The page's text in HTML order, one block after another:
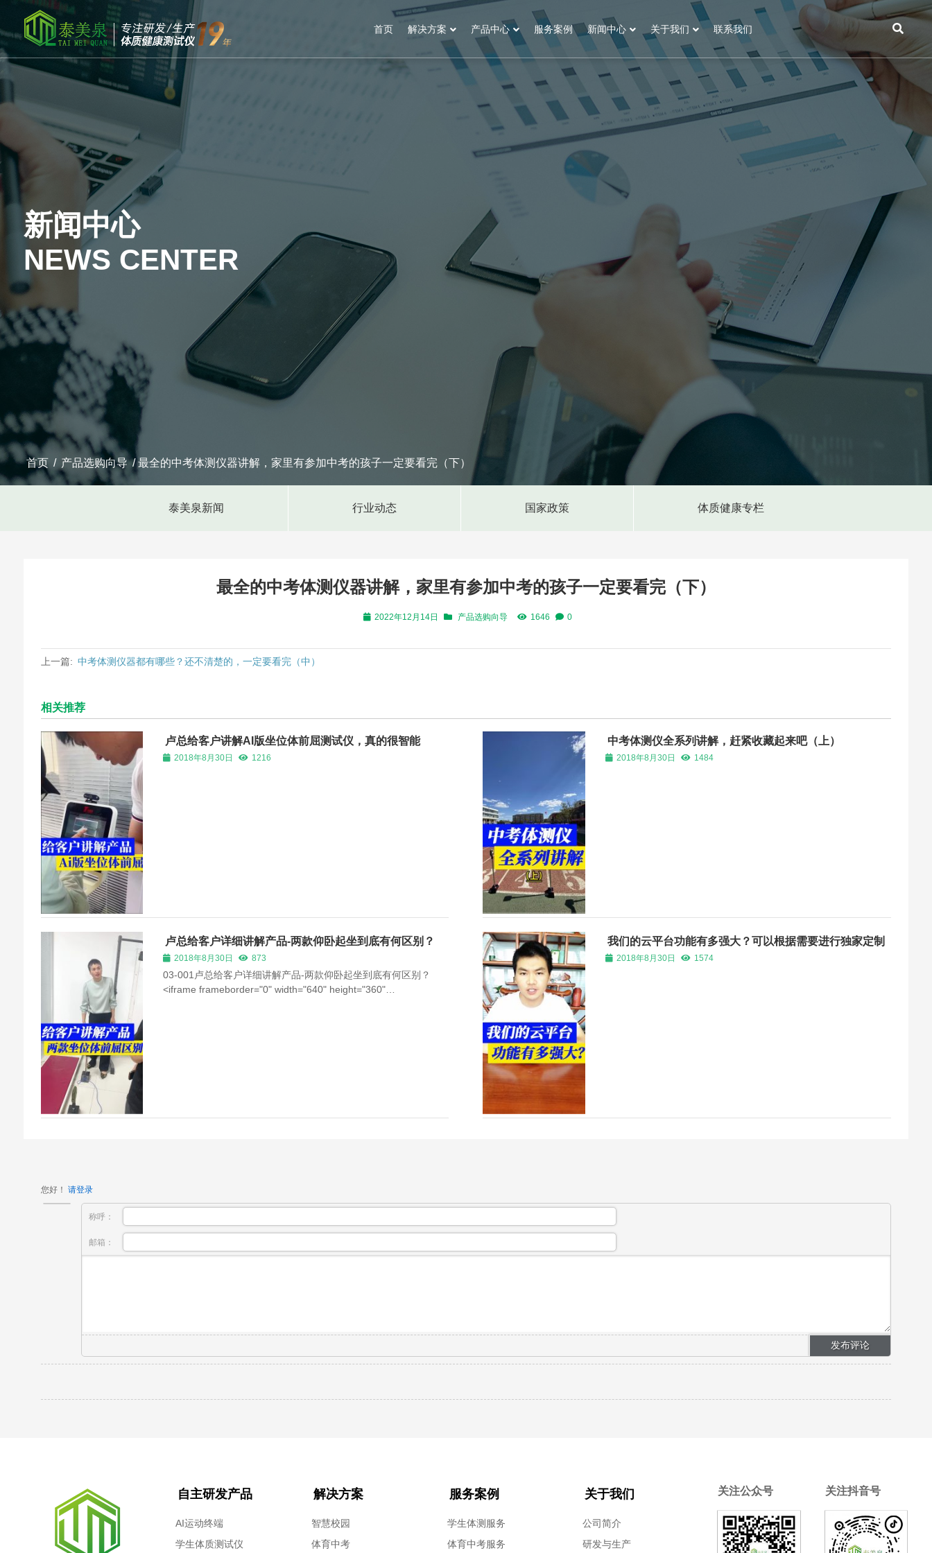
首页 解决方案 产品中心 服务案例 新闻中心 关于我们 联系我们
新闻中心
NEWS CENTER
首页 / 产品选购向导 / 最全的中考体测仪器讲解，家里有参加中考的孩子一定要看完（下）
泰美泉新闻 行业动态 国家政策 体质健康专栏
最全的中考体测仪器讲解，家里有参加中考的孩子一定要看完（下）
2022年12月14日 产品选购向导 1646 0
上一篇: 中考体测仪器都有哪些？还不清楚的，一定要看完（中）
相关推荐
卢总给客户讲解AI版坐位体前屈测试仪，真的很智能
2018年8月30日 1216
中考体测仪全系列讲解，赶紧收藏起来吧（上）
2018年8月30日 1484
卢总给客户详细讲解产品-两款仰卧起坐到底有何区别？
2018年8月30日 873
03-001卢总给客户详细讲解产品-两款仰卧起坐到底有何区别？
<iframe frameborder="0" width="640" height="360"
我们的云平台功能有多强大？可以根据需要进行独家定制
2018年8月30日 1574
您好！ 请登录
称呼：
邮箱：
自主研发产品
AI运动终端
学生体质测试仪
解决方案
智慧校园
体育中考
服务案例
学生体测服务
体育中考服务
关于我们
公司简介
研发与生产
关注公众号 关注抖音号